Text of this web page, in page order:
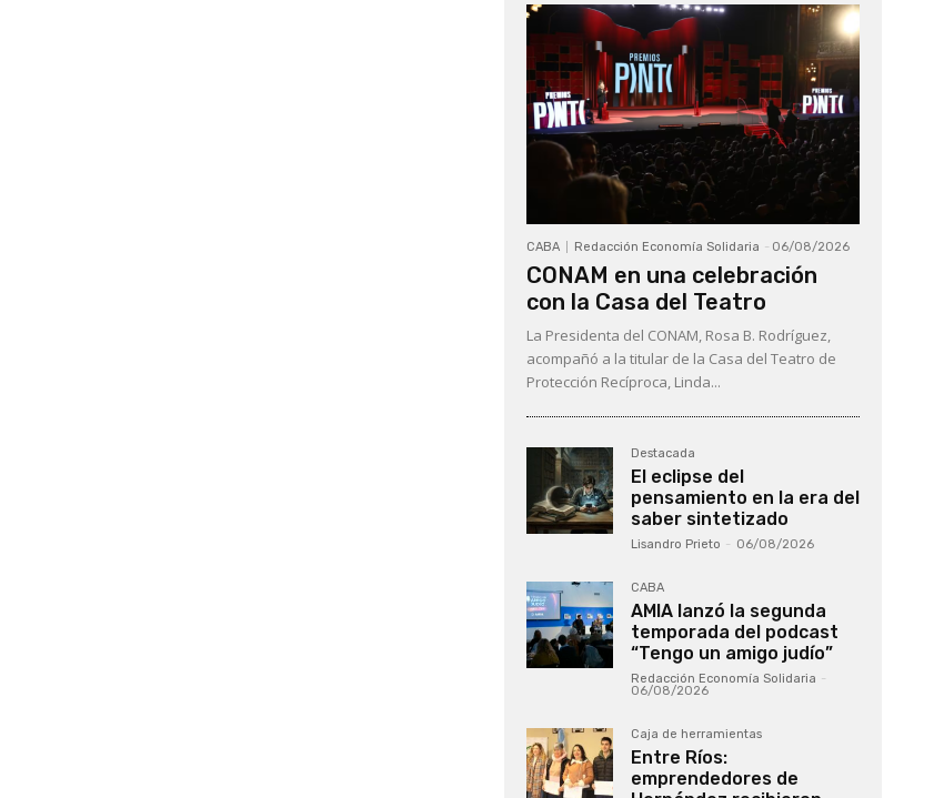
CABA Redacción Economía Solidaria - 06/08/2026
CONAM en una celebración
con la Casa del Teatro
La Presidenta del CONAM, Rosa B. Rodríguez,
acompañó a la titular de la Casa del Teatro de
Protección Recíproca, Linda...
Destacada
El eclipse del
pensamiento en la era del
saber sintetizado
Lisandro Prieto - 06/08/2026
CABA
AMIA lanzó la segunda
temporada del podcast
“Tengo un amigo judío”
Redacción Economía Solidaria -
06/08/2026
Caja de herramientas
Entre Ríos:
emprendedores de